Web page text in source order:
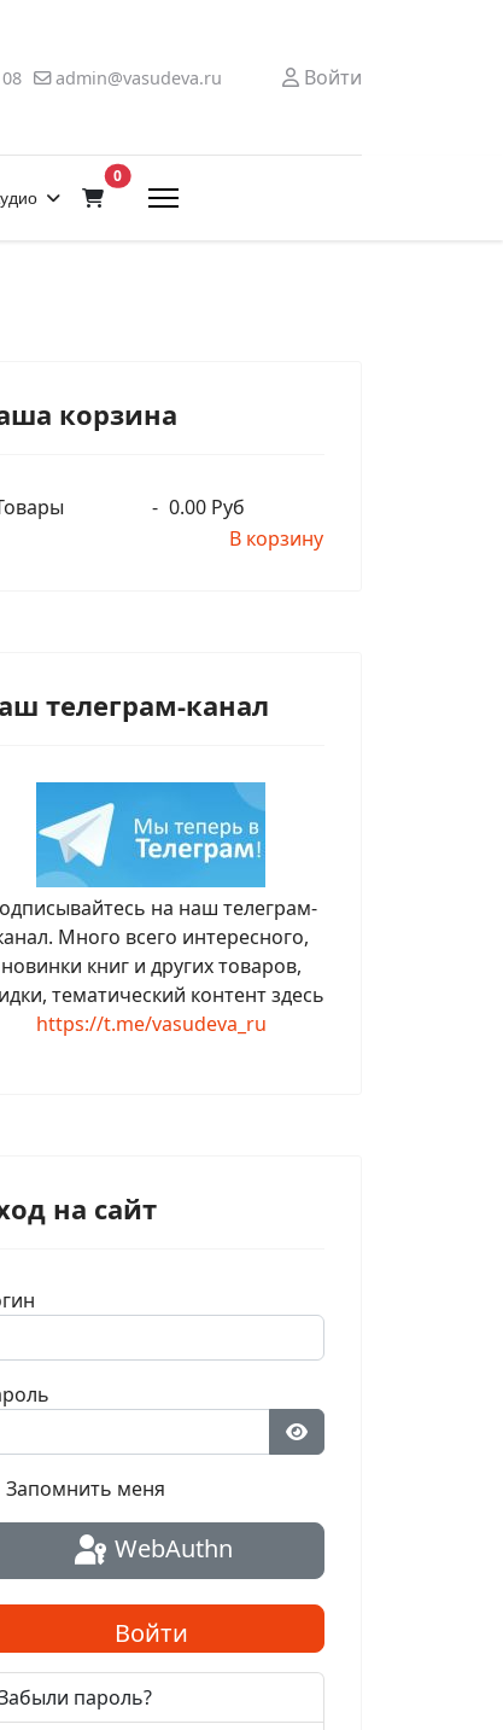
admin@vasudeva.ru Войти
0В корзину
корзина
- 0.00 Руб
В корзину
телеграм-канал
на наш телеграм-
Много всего интересного,
новинки книг и других товаров,
тематический контент здесь
https://t.me/vasudeva_ru
на сайт
Показать пароль
Запомнить меня
WebAuthn
Войти
пароль?